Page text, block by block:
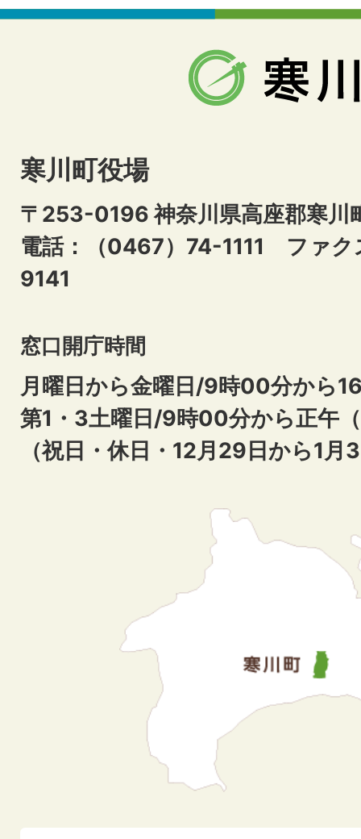
寒川町役場
〒253-0196 神奈川県高座郡寒川
電話：（0467）74-1111 ファ
9141
窓口開庁時間
月曜日から金曜日/9時00分から
第1・3土曜日/9時00分から正午
（祝日・休日・12月29日から1月